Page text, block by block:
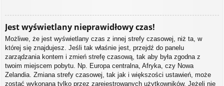
Jest wyświetlany nieprawidłowy czas!
Możliwe, że jest wyświetlany czas z innej strefy czasowej, niż ta, w
której się znajdujesz. Jeśli tak właśnie jest, przejdź do panelu
zarządzania kontem i zmień strefę czasową, tak aby była zgodna z
twoim miejscem pobytu. Np. Europa centralna, Afryka, czy Nowa
Zelandia. Zmiana strefy czasowej, tak jak i większości ustawień, może
zostać wykonana tylko przez zarejestrowanych użytkowników. Jeżeli nie